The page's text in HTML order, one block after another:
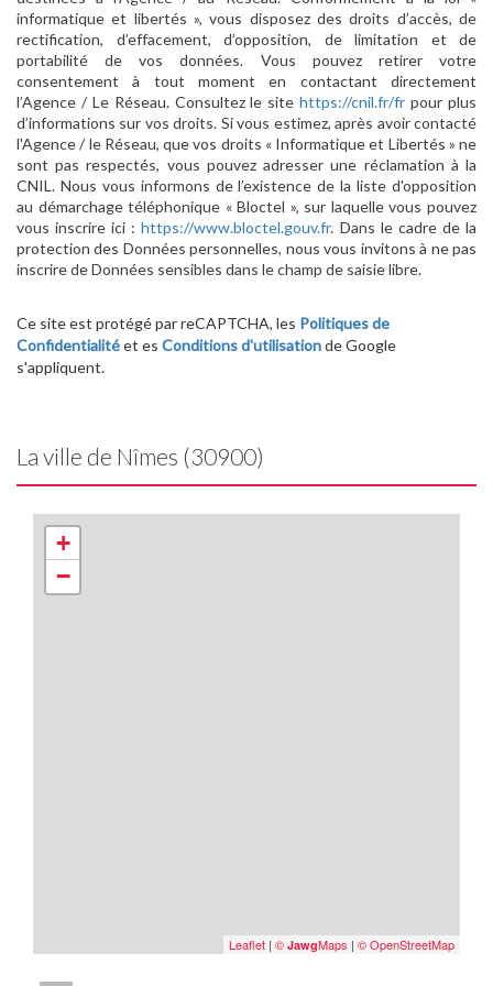
informatique et libertés », vous disposez des droits d’accès, de
rectification, d’effacement, d’opposition, de limitation et de
portabilité de vos données. Vous pouvez retirer votre
consentement à tout moment en contactant directement
l’Agence / Le Réseau. Consultez le sitehttps://cnil.fr/fr pour plus
d’informations sur vos droits. Si vous estimez, après avoir contacté
l'Agence / le Réseau, que vos droits « Informatique et Libertés » ne
sont pas respectés, vous pouvez adresser une réclamation à la
CNIL. Nous vous informons de l’existence de la liste d'opposition
au démarchage téléphonique « Bloctel », sur laquelle vous pouvez
vous inscrire ici :https://www.bloctel.gouv.fr. Dans le cadre de la
protection des Données personnelles, nous vous invitons à ne pas
inscrire de Données sensibles dans le champ de saisie libre.
Ce site est protégé par reCAPTCHA, les Politiques de
Confidentialitéet es Conditions d'utilisationde Google
s'appliquent.
La ville de Nîmes (30900)
+
−
Leaflet | © JawgMaps | © OpenStreetMap